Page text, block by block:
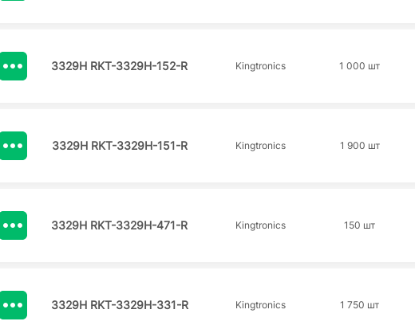
3329H RKT-3329H-152-R Kingtronics 1 000 шт
3329H RKT-3329H-151-R Kingtronics 1 900 шт
3329H RKT-3329H-471-R Kingtronics 150 шт
3329H RKT-3329H-331-R Kingtronics 1 750 шт